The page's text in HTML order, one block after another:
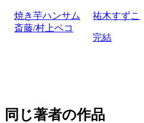
焼き芋ハンサム
斎藤/村上ペコ
祐木すずこ
完結
同じ著者の作品